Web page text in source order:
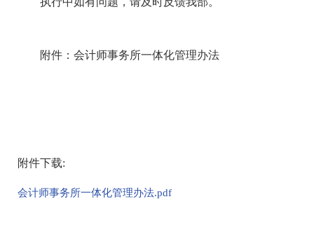
附件：会计师事务所一体化管理办法
附件下载:
会计师事务所一体化管理办法.pdf